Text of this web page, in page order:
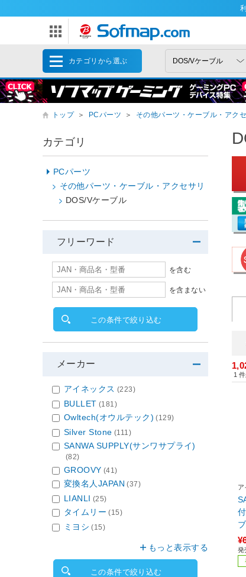
カテゴリから選ぶ
トップ ＞ PCパーツ ＞ その他パーツ・ケーブル・アク
1
ア
発
カテゴリ
PCパーツ
その他パーツ・ケーブル・アクセサリ
DOS/Vケーブル
フリーワード
を含む
を含まない
この条件で絞り込む
メーカー
アイネックス (223)
BULLET (181)
Owltech(オウルテック) (129)
Silver Stone (111)
SANWA SUPPLY(サンワサプライ)
(82)
GROOVY (41)
変換名人JAPAN (37)
LIANLI (25)
タイムリー (15)
ミヨシ (15)
もっと表示する
この条件で絞り込む